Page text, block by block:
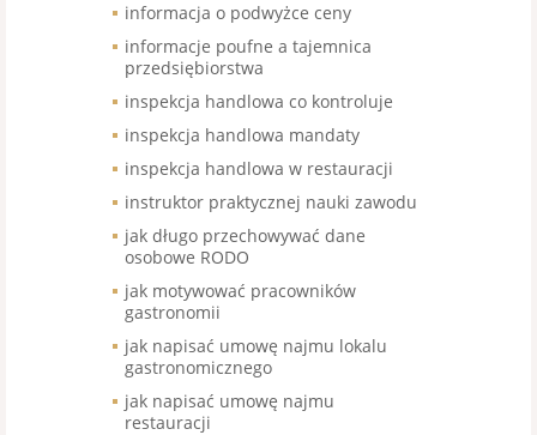
informacja o podwyżce ceny
informacje poufne a tajemnica
przedsiębiorstwa
inspekcja handlowa co kontroluje
inspekcja handlowa mandaty
inspekcja handlowa w restauracji
instruktor praktycznej nauki zawodu
jak długo przechowywać dane
osobowe RODO
jak motywować pracowników
gastronomii
jak napisać umowę najmu lokalu
gastronomicznego
jak napisać umowę najmu
restauracji